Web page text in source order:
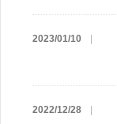
2023/01/10
2022/12/28